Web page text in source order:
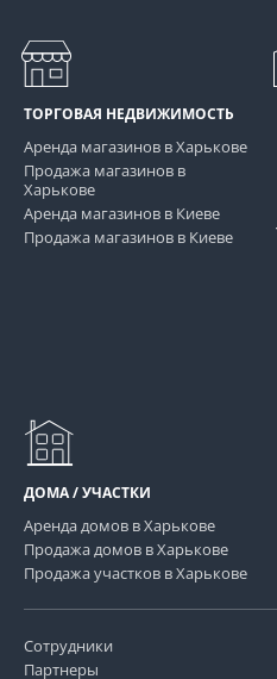
ТОРГОВАЯ НЕДВИЖИМОСТЬ
Аренда магазинов в Харькове
Продажа магазинов в
Харькове
Аренда магазинов в Киеве
Продажа магазинов в Киеве
ДОМА / УЧАСТКИ
Аренда домов в Харькове
Продажа домов в Харькове
Продажа участков в Харькове
Сотрудники
Партнеры